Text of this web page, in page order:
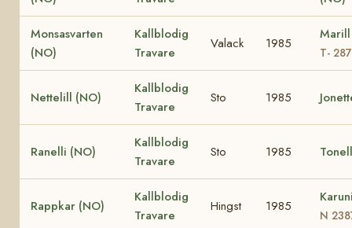
Monsasvarten
(NO)
Kallblodig
Travare
Valack 1985
T-
Nettelill (NO)
Kallblodig
Travare
Sto 1985
Ranelli (NO)
Kallblodig
Travare
Sto 1985
Rappkar (NO)
Kallblodig
Travare
Hingst 1985
N